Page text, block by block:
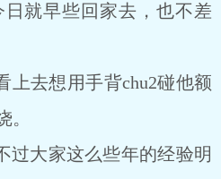
就早些回家去，也不差
去想用手背chu2碰他额
。
大家这么些年的经验明